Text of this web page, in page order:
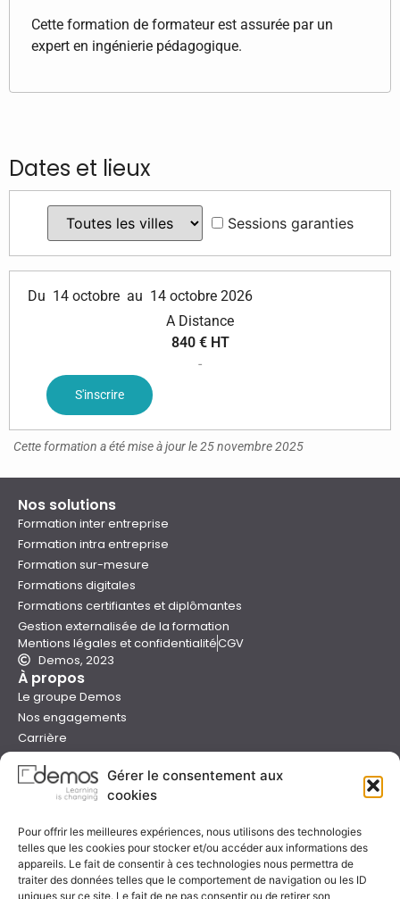
Gérer le consentement aux
cookies
Pour offrir les meilleures expériences, nous utilisons des technologies
telles que les cookies pour stocker et/ou accéder aux informations des
appareils. Le fait de consentir à ces technologies nous permettra de
traiter des données telles que le comportement de navigation ou les ID
uniques sur ce site. Le fait de ne pas consentir ou de retirer son
Cette formation de formateur est assurée par un
expert en ingénierie pédagogique.
Dates et lieux
Sessions garanties
Du 14 octobre au 14 octobre 2026
A Distance
840 € HT
-
S'inscrire
Cette formation a été mise à jour le 25 novembre 2025
Nos solutions
Formation inter entreprise
Formation intra entreprise
Formation sur-mesure
Formations digitales
Formations certifiantes et diplômantes
Gestion externalisée de la formation
Mentions légales et confidentialitéCGV
Demos, 2023
À propos
Le groupe Demos
Nos engagements
Carrière
Presse
Catalogues
Aide
Nous contacter
Nous trouver